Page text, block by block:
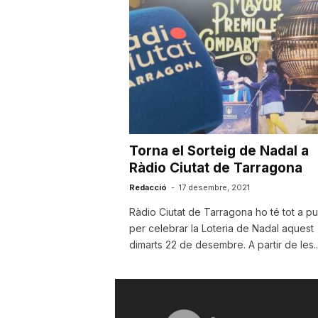
u
t
t
e
Torna el Sorteig de Nadal a
Ràdio Ciutat de Tarragona
Redacció - 17 desembre, 2021
Ràdio Ciutat de Tarragona ho té tot a
per celebrar la Loteria de Nadal aquest
dimarts 22 de desembre. A partir de